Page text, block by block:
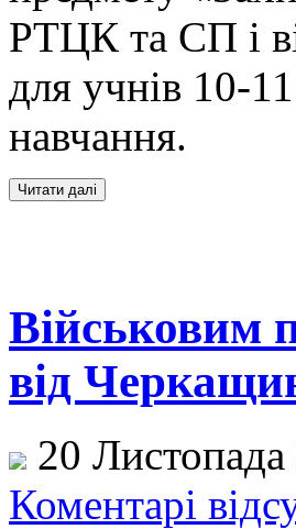
РТЦК та СП і
для учнів 10-
навчання.
Військовим
від
20
Коментарі